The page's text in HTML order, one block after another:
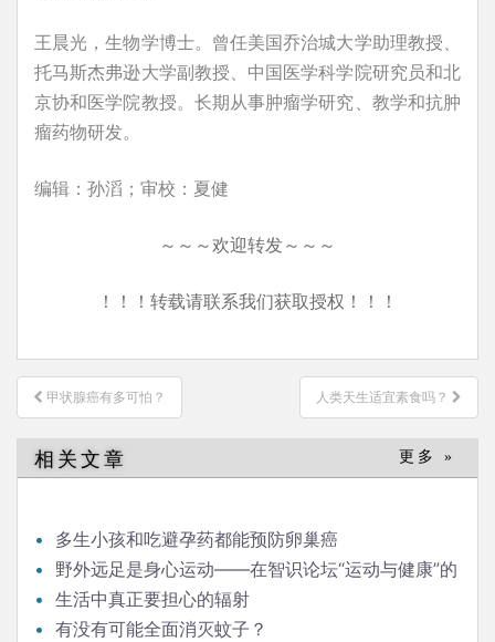
王晨光，生物学博士。曾任美国乔治城大学助理教授、
托马斯杰弗逊大学副教授、中国医学科学院研究员和北
京协和医学院教授。长期从事肿瘤学研究、教学和抗肿
瘤药物研发。
编辑：孙滔；审校：夏健
～～～欢迎转发～～～
！！！转载请联系我们获取授权！！！
文
章
导
航
甲状腺癌有多可怕？ 人类天生适宜素食吗？
相关文章 更多 »
多生小孩和吃避孕药都能预防卵巢癌
野外远足是身心运动——在智识论坛“运动与健康”的
发言生活中真正要担心的辐射
有没有可能全面消灭蚊子？